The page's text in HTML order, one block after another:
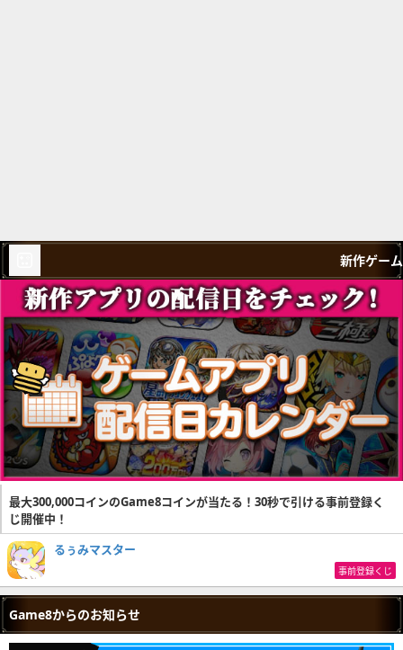
新作ゲーム
最大300,000コインのGame8コインが当たる！30秒で引ける事前登録く
じ開催中！
るぅみマスター
事前登録くじ
Game8からのお知らせ